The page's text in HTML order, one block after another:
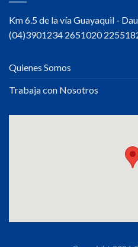
Km 6.5 de la vía Guayaquil -
(04)3901234 2651020
Quienes Somos
Trabaja con Nosotros